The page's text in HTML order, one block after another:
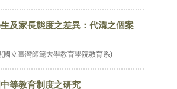
及家長態度之差異：代溝之個案
(國立臺灣師範大學教育學院教育系)
等教育制度之研究